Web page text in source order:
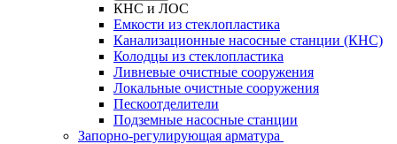
КНС и ЛОС
Емкости из стеклопластика
Канализационные насосные станции (КНС)
Колодцы из стеклопластика
Ливневые очистные сооружения
Локальные очистные сооружения
Пескоотделители
Подземные насосные станции
Запорно-регулирующая арматура